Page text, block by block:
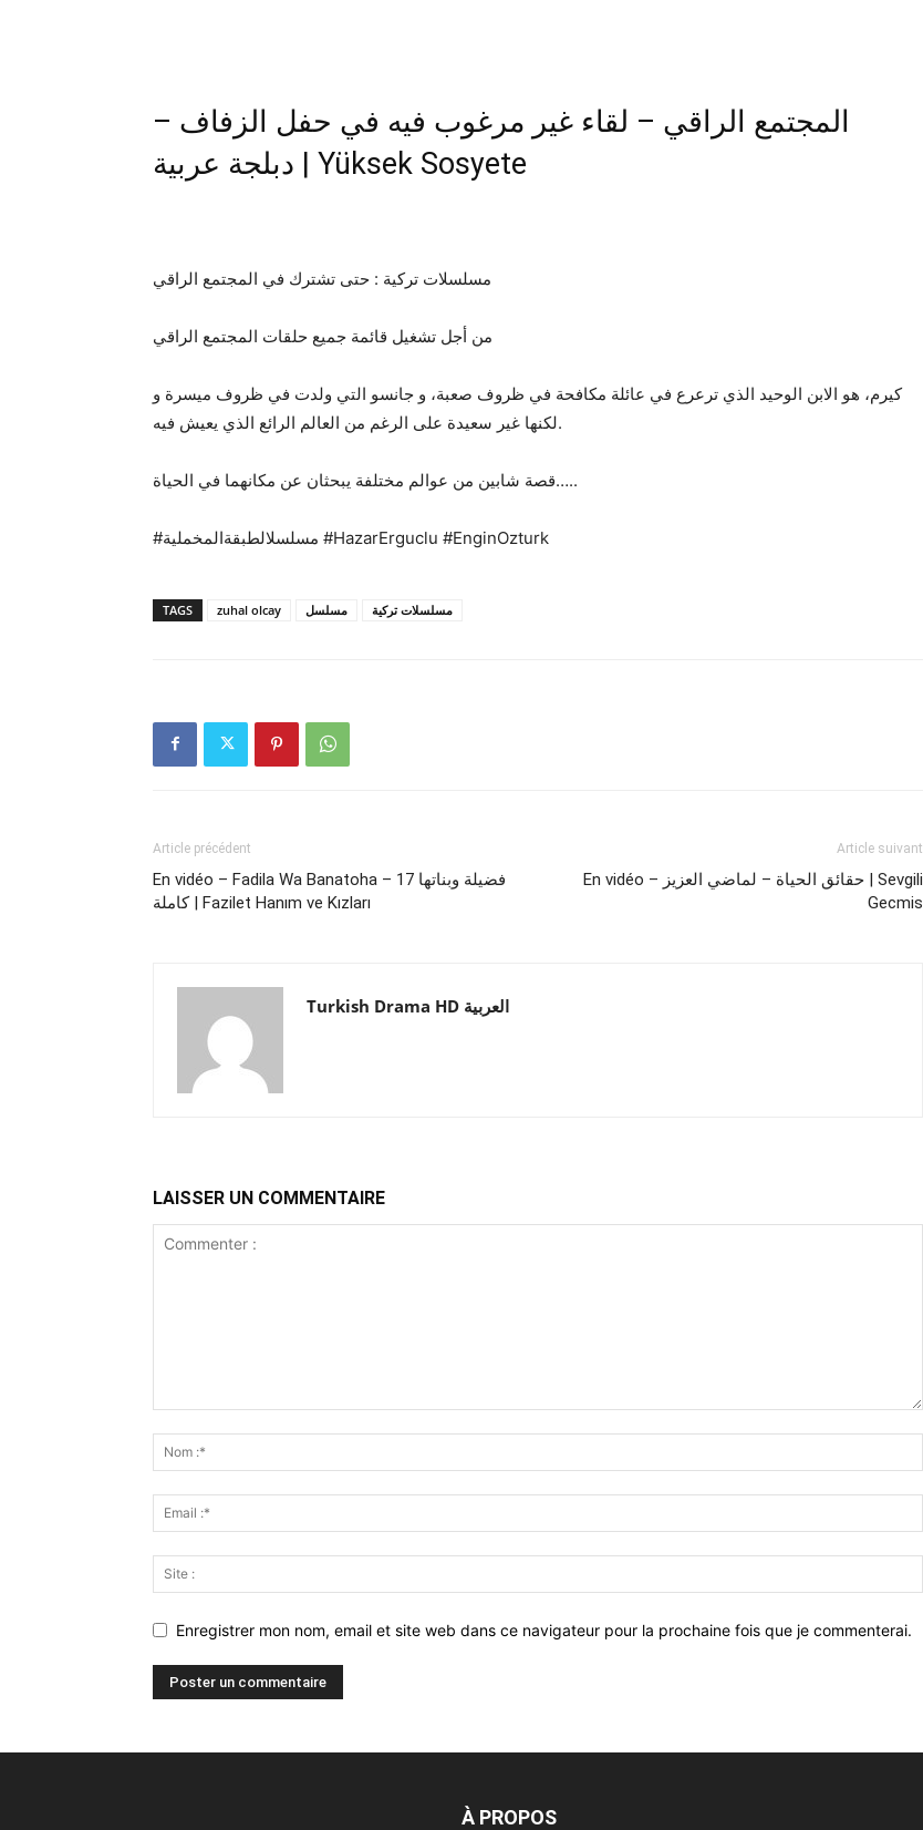
المجتمع الراقي – لقاء غير مرغوب فيه في حفل الزفاف –
دبلجة عربية | Yüksek Sosyete
مسلسلات تركية : حتى تشترك في المجتمع الراقي
من أجل تشغيل قائمة جميع حلقات المجتمع الراقي
كيرم، هو الابن الوحيد الذي ترعرع في عائلة مكافحة في ظروف صعبة، و جانسو التي ولدت في ظروف ميسرة و
لكنها غير سعيدة على الرغم من العالم الرائع الذي يعيش فيه.
قصة شابين من عوالم مختلفة يبحثان عن مكانهما في الحياة…..
#مسلسلالطبقةالمخملية #HazarErguclu #EnginOzturk
TAGS zuhal olcay مسلسل مسلسلات تركية
Article précédent
En vidéo – Fadila Wa Banatoha – فضيلة وبناتها 17
كاملة | Fazilet Hanım ve Kızları
Article suivant
En vidéo – حقائق الحياة – لماضي العزيز | Sevgili
Gecmis
Turkish Drama HD العربية
LAISSER UN COMMENTAIRE
Enregistrer mon nom, email et site web dans ce navigateur pour la prochaine fois que je commenterai.
À PROPOS